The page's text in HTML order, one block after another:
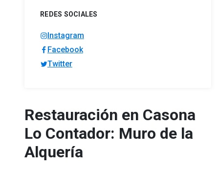
Restauración en Casona
Lo Contador: Muro de la
Alquería
REDES SOCIALES
Instagram
Facebook
Twitter